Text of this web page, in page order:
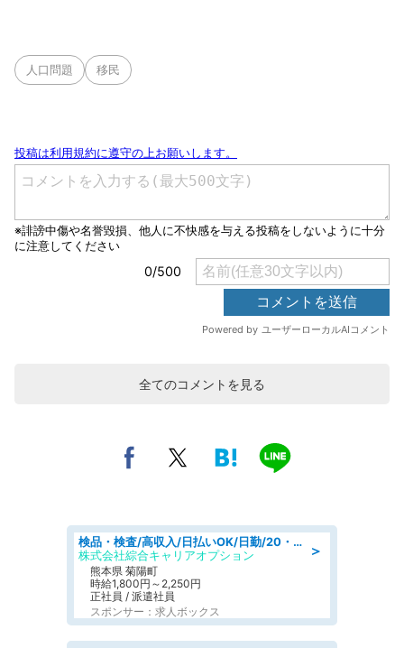
人口問題 移民
全てのコメントを見る
＞
検品・検査/高収入/日払いOK/日勤/20・30・40代活躍中/製造 工場
株式会社綜合キャリアオプション
熊本県 菊陽町
時給1,800円～2,250円
正社員 / 派遣社員
スポンサー：求人ボックス